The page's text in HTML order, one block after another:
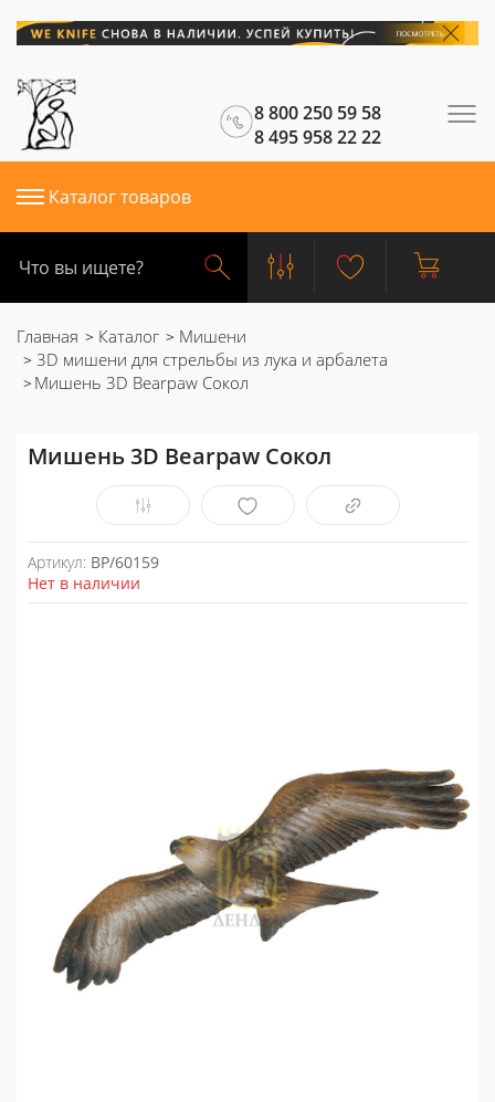
8 800 250 59 58
8 495 958 22 22
Каталог товаров
Главная Каталог
Мишени
3D мишени для стрельбы из лука и арбалета
Мишень 3D Bearpaw Сокол
Мишень 3D Bearpaw Сокол
Артикул: BP/60159
Нет в наличии